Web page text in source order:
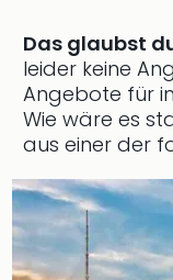
Das glaubst
leider keine
Angebote für
Wie wäre es
aus einer der